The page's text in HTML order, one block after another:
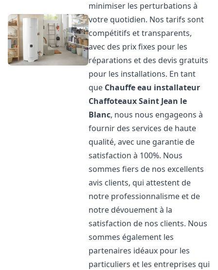
minimiser les perturbations à
votre quotidien. Nos tarifs sont
compétitifs et transparents,
avec des prix fixes pour les
réparations et des devis gratuits
pour les installations. En tant
que Chauffe eau installateur
ChaffoteauxSaint Jean le
Blanc, nous nous engageons à
fournir des services de haute
qualité, avec une garantie de
satisfaction à 100%. Nous
sommes fiers de nos excellents
avis clients, qui attestent de
notre professionnalisme et de
notre dévouement à la
satisfaction de nos clients. Nous
sommes également les
partenaires idéaux pour les
particuliers et les entreprises qui